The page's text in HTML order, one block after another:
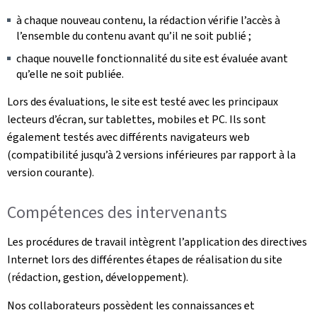
à chaque nouveau contenu, la rédaction vérifie l’accès à
l’ensemble du contenu avant qu’il ne soit publié ;
chaque nouvelle fonctionnalité du site est évaluée avant
qu’elle ne soit publiée.
Lors des évaluations, le site est testé avec les principaux
lecteurs d’écran, sur tablettes, mobiles et PC. Ils sont
également testés avec différents navigateurs web
(compatibilité jusqu’à 2 versions inférieures par rapport à la
version courante).
Compétences des intervenants
Les procédures de travail intègrent l’application des directives
Internet lors des différentes étapes de réalisation du site
(rédaction, gestion, développement).
Nos collaborateurs possèdent les connaissances et